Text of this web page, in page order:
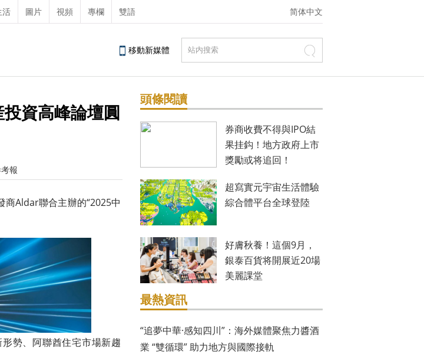
活 圖片 視頻 專欄 雙語 简体中文
移動新媒體
資高峰論壇圓
報
商Aldar聯合主辦的“2025中
勢、阿聯酋住宅市場新趨
頭條閱讀
券商收費不得與IPO結
果挂鈎！地方政府上市
獎勵或将追回！
超寫實元宇宙生活體驗
綜合體平台全球登陸
好膚秋養！這個9月，
銀泰百貨将開展近20場
美麗課堂
最熱資訊
“追夢中華·感知四川”：海外媒體聚焦力醬酒
業 “雙循環” 助力地方與國際接軌